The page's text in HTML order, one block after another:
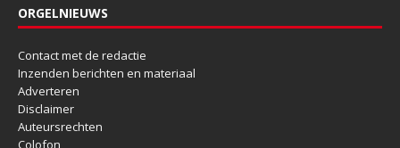
ORGELNIEUWS
Contact met de redactie
Inzenden berichten en materiaal
Adverteren
Disclaimer
Auteursrechten
Colofon